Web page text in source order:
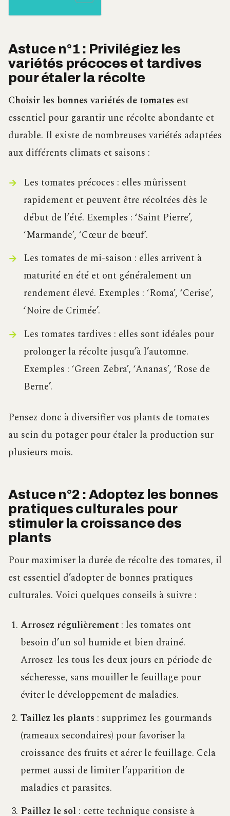
Astuce n°1 : Privilégiez les
variétés précoces et tardives
pour étaler la récolte
Choisir les bonnes variétés detomates est
essentiel pour garantir une récolte abondante et
durable. Il existe de nombreuses variétés adaptées
aux différents climats et saisons :
Les tomates précoces : elles mûrissent
rapidement et peuvent être récoltées dès le
début de l’été. Exemples : ‘Saint Pierre’,
‘Marmande’, ‘Cœur de bœuf’.
Les tomates de mi-saison : elles arrivent à
maturité en été et ont généralement un
rendement élevé. Exemples : ‘Roma’, ‘Cerise’,
‘Noire de Crimée’.
Les tomates tardives : elles sont idéales pour
prolonger la récolte jusqu’à l’automne.
Exemples : ‘Green Zebra’, ‘Ananas’, ‘Rose de
Berne’.
Pensez donc à diversifier vos plants de tomates
au sein du potager pour étaler la production sur
plusieurs mois.
Astuce n°2 : Adoptez les bonnes
pratiques culturales pour
stimuler la croissance des
plants
Pour maximiser la durée de récolte des tomates, il
est essentiel d’adopter de bonnes pratiques
culturales. Voici quelques conseils à suivre :
Arrosez régulièrement : les tomates ont
besoin d’un sol humide et bien drainé.
Arrosez-les tous les deux jours en période de
sécheresse, sans mouiller le feuillage pour
éviter le développement de maladies.
Taillez les plants : supprimez les gourmands
(rameaux secondaires) pour favoriser la
croissance des fruits et aérer le feuillage. Cela
permet aussi de limiter l’apparition de
maladies et parasites.
Paillez le sol : cette technique consiste à